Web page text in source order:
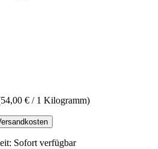
€ / 1 Kilogramm)
Sofort verfügbar